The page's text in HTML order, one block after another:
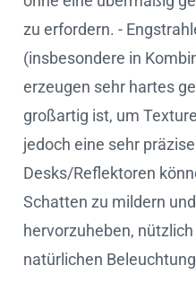
zu erfordern. -
(insbesondere in
erzeugen sehr hartes
großartig ist, um
jedoch eine sehr
Desks/Reflektoren
Schatten zu mildern
hervorzuheben,
natürlichen